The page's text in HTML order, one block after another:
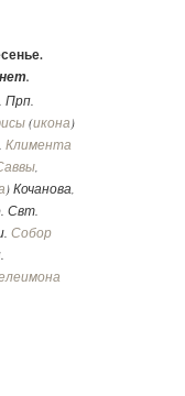
Прп.
(икона)
Климента
,
) Кочанова,
Свт.
Собор